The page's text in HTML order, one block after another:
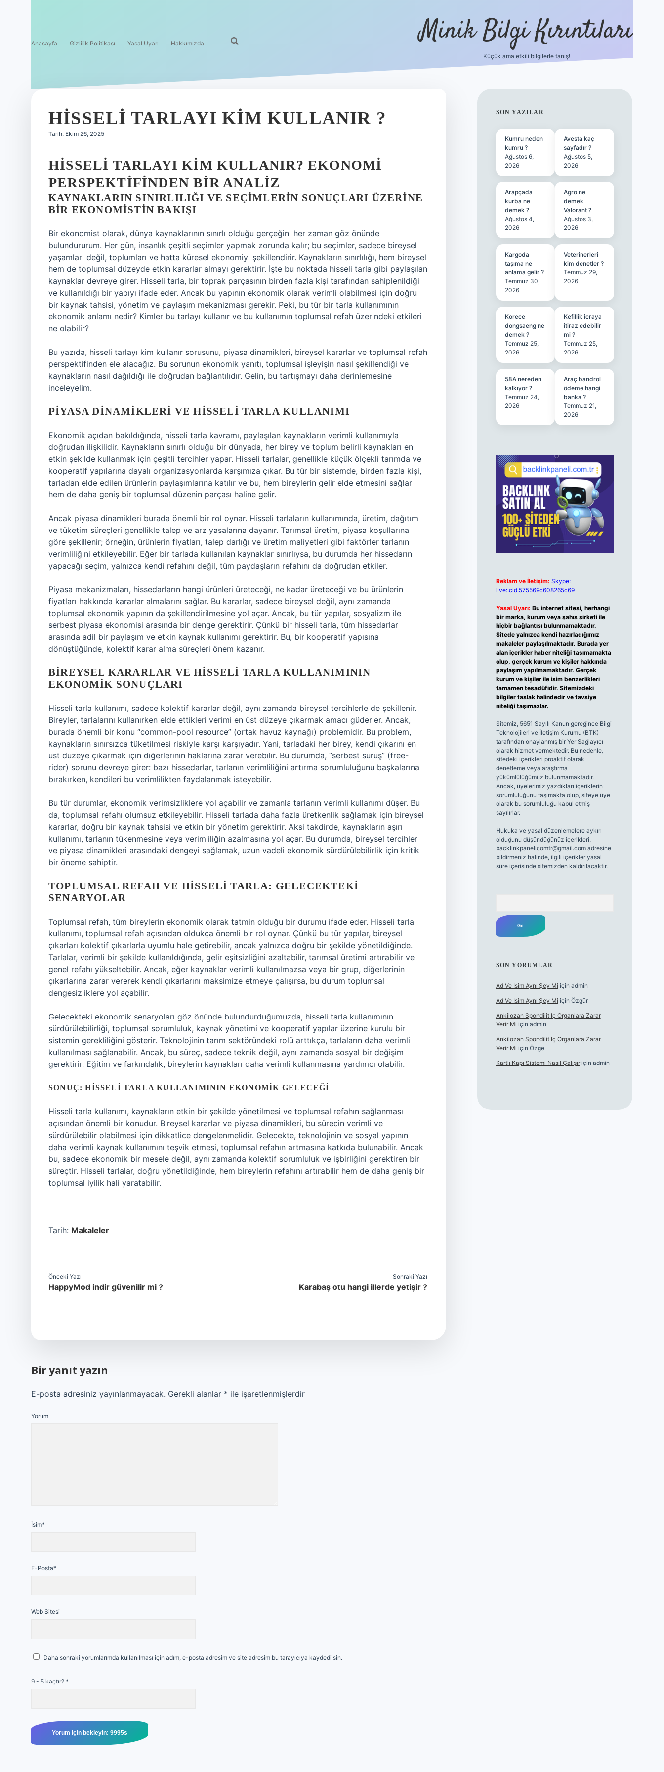
Anasayfa Gizlilik Politikası Yasal Uyarı Hakkımızda Minik Bilgi Kırıntıları
Küçük ama etkili bilgilerle tanış!
HISSELI TARLAYI KIM KULLANIR ?
Tarih: Ekim 26, 2025
HISSELI TARLAYI KIM KULLANIR? EKONOMI
PERSPEKTIFINDEN BIR ANALIZ
KAYNAKLARIN SINIRLILIĞI VE SEÇIMLERIN SONUÇLARI ÜZERINE
BIR EKONOMISTIN BAKIŞI
Bir ekonomist olarak, dünya kaynaklarının sınırlı olduğu gerçeğini her zaman göz önünde
bulundururum. Her gün, insanlık çeşitli seçimler yapmak zorunda kalır; bu seçimler, sadece bireysel
yaşamları değil, toplumları ve hatta küresel ekonomiyi şekillendirir. Kaynakların sınırlılığı, hem bireysel
hem de toplumsal düzeyde etkin kararlar almayı gerektirir. İşte bu noktada hisseli tarla gibi paylaşılan
kaynaklar devreye girer. Hisseli tarla, bir toprak parçasının birden fazla kişi tarafından sahiplenildiği
ve kullanıldığı bir yapıyı ifade eder. Ancak bu yapının ekonomik olarak verimli olabilmesi için doğru
bir kaynak tahsisi, yönetim ve paylaşım mekanizması gerekir. Peki, bu tür bir tarla kullanımının
ekonomik anlamı nedir? Kimler bu tarlayı kullanır ve bu kullanımın toplumsal refah üzerindeki etkileri
ne olabilir?
Bu yazıda, hisseli tarlayı kim kullanır sorusunu, piyasa dinamikleri, bireysel kararlar ve toplumsal refah
perspektifinden ele alacağız. Bu sorunun ekonomik yanıtı, toplumsal işleyişin nasıl şekillendiği ve
kaynakların nasıl dağıldığı ile doğrudan bağlantılıdır. Gelin, bu tartışmayı daha derinlemesine
inceleyelim.
PIYASA DINAMIKLERI VE HISSELI TARLA KULLANIMI
Ekonomik açıdan bakıldığında, hisseli tarla kavramı, paylaşılan kaynakların verimli kullanımıyla
doğrudan ilişkilidir. Kaynakların sınırlı olduğu bir dünyada, her birey ve toplum belirli kaynakları en
etkin şekilde kullanmak için çeşitli tercihler yapar. Hisseli tarlalar, genellikle küçük ölçekli tarımda ve
kooperatif yapılarına dayalı organizasyonlarda karşımıza çıkar. Bu tür bir sistemde, birden fazla kişi,
tarladan elde edilen ürünlerin paylaşımlarına katılır ve bu, hem bireylerin gelir elde etmesini sağlar
hem de daha geniş bir toplumsal düzenin parçası haline gelir.
Ancak piyasa dinamikleri burada önemli bir rol oynar. Hisseli tarlaların kullanımında, üretim, dağıtım
ve tüketim süreçleri genellikle talep ve arz yasalarına dayanır. Tarımsal üretim, piyasa koşullarına
göre şekillenir; örneğin, ürünlerin fiyatları, talep darlığı ve üretim maliyetleri gibi faktörler tarlanın
verimliliğini etkileyebilir. Eğer bir tarlada kullanılan kaynaklar sınırlıysa, bu durumda her hissedarın
yapacağı seçim, yalnızca kendi refahını değil, tüm paydaşların refahını da doğrudan etkiler.
Piyasa mekanizmaları, hissedarların hangi ürünleri üreteceği, ne kadar üreteceği ve bu ürünlerin
fiyatları hakkında kararlar almalarını sağlar. Bu kararlar, sadece bireysel değil, aynı zamanda
toplumsal ekonomik yapının da şekillendirilmesine yol açar. Ancak, bu tür yapılar, sosyalizm ile
serbest piyasa ekonomisi arasında bir denge gerektirir. Çünkü bir hisseli tarla, tüm hissedarlar
arasında adil bir paylaşım ve etkin kaynak kullanımı gerektirir. Bu, bir kooperatif yapısına
dönüştüğünde, kolektif karar alma süreçleri önem kazanır.
BIREYSEL KARARLAR VE HISSELI TARLA KULLANIMININ
EKONOMIK SONUÇLARI
Hisseli tarla kullanımı, sadece kolektif kararlar değil, aynı zamanda bireysel tercihlerle de şekillenir.
Bireyler, tarlalarını kullanırken elde ettikleri verimi en üst düzeye çıkarmak amacı güderler. Ancak,
burada önemli bir konu “common-pool resource” (ortak havuz kaynağı) problemidir. Bu problem,
kaynakların sınırsızca tüketilmesi riskiyle karşı karşıyadır. Yani, tarladaki her birey, kendi çıkarını en
üst düzeye çıkarmak için diğerlerinin haklarına zarar verebilir. Bu durumda, “serbest sürüş” (free-
rider) sorunu devreye girer: bazı hissedarlar, tarlanın verimliliğini artırma sorumluluğunu başkalarına
bırakırken, kendileri bu verimlilikten faydalanmak isteyebilir.
Bu tür durumlar, ekonomik verimsizliklere yol açabilir ve zamanla tarlanın verimli kullanımı düşer. Bu
da, toplumsal refahı olumsuz etkileyebilir. Hisseli tarlada daha fazla üretkenlik sağlamak için bireysel
kararlar, doğru bir kaynak tahsisi ve etkin bir yönetim gerektirir. Aksi takdirde, kaynakların aşırı
kullanımı, tarlanın tükenmesine veya verimliliğin azalmasına yol açar. Bu durumda, bireysel tercihler
ve piyasa dinamikleri arasındaki dengeyi sağlamak, uzun vadeli ekonomik sürdürülebilirlik için kritik
bir öneme sahiptir.
TOPLUMSAL REFAH VE HISSELI TARLA: GELECEKTEKI
SENARYOLAR
Toplumsal refah, tüm bireylerin ekonomik olarak tatmin olduğu bir durumu ifade eder. Hisseli tarla
kullanımı, toplumsal refah açısından oldukça önemli bir rol oynar. Çünkü bu tür yapılar, bireysel
çıkarları kolektif çıkarlarla uyumlu hale getirebilir, ancak yalnızca doğru bir şekilde yönetildiğinde.
Tarlalar, verimli bir şekilde kullanıldığında, gelir eşitsizliğini azaltabilir, tarımsal üretimi artırabilir ve
genel refahı yükseltebilir. Ancak, eğer kaynaklar verimli kullanılmazsa veya bir grup, diğerlerinin
çıkarlarına zarar vererek kendi çıkarlarını maksimize etmeye çalışırsa, bu durum toplumsal
dengesizliklere yol açabilir.
Gelecekteki ekonomik senaryoları göz önünde bulundurduğumuzda, hisseli tarla kullanımının
sürdürülebilirliği, toplumsal sorumluluk, kaynak yönetimi ve kooperatif yapılar üzerine kurulu bir
sistemin gerekliliğini gösterir. Teknolojinin tarım sektöründeki rolü arttıkça, tarlaların daha verimli
kullanılması sağlanabilir. Ancak, bu süreç, sadece teknik değil, aynı zamanda sosyal bir değişim
gerektirir. Eğitim ve farkındalık, bireylerin kaynakları daha verimli kullanmasına yardımcı olabilir.
SONUÇ: HISSELI TARLA KULLANIMININ EKONOMIK GELECEĞI
Hisseli tarla kullanımı, kaynakların etkin bir şekilde yönetilmesi ve toplumsal refahın sağlanması
açısından önemli bir konudur. Bireysel kararlar ve piyasa dinamikleri, bu sürecin verimli ve
sürdürülebilir olabilmesi için dikkatlice dengelenmelidir. Gelecekte, teknolojinin ve sosyal yapının
daha verimli kaynak kullanımını teşvik etmesi, toplumsal refahın artmasına katkıda bulunabilir. Ancak
bu, sadece ekonomik bir mesele değil, aynı zamanda kolektif sorumluluk ve işbirliğini gerektiren bir
süreçtir. Hisseli tarlalar, doğru yönetildiğinde, hem bireylerin refahını artırabilir hem de daha geniş bir
toplumsal iyilik hali yaratabilir.
Tarih: Makaleler
Önceki Yazı
HappyMod indir güvenilir mi ?
Sonraki Yazı
Karabaş otu hangi illerde yetişir ?
Bir yanıt yazın
E-posta adresiniz yayınlanmayacak. Gerekli alanlar * ile işaretlenmişlerdir
Yorum
İsim*
E-Posta*
Web Sitesi
Daha sonraki yorumlarımda kullanılması için adım, e-posta adresim ve site adresim bu tarayıcıya kaydedilsin.
9 - 5 kaçtır? *
SIDEBAR
SON YAZILAR
Kumru neden
kumru ?
Ağustos 6,
2026
Avesta kaç
sayfadır ?
Ağustos 5,
2026
Arapçada
kurba ne
demek ?
Ağustos 4,
2026
Agro ne
demek
Valorant ?
Ağustos 3,
2026
Kargoda
taşıma ne
anlama gelir ?
Temmuz 30,
2026
Veterinerleri
kim denetler ?
Temmuz 29,
2026
Korece
dongsaeng ne
demek ?
Temmuz 25,
2026
Kefillik icraya
itiraz edebilir
mi ?
Temmuz 25,
2026
58A nereden
kalkıyor ?
Temmuz 24,
2026
Araç bandrol
ödeme hangi
banka ?
Temmuz 21,
2026
Reklam ve İletişim: Skype:
live:.cid.575569c608265c69
Yasal Uyarı: Bu internet sitesi, herhangi
bir marka, kurum veya şahıs şirketi ile
hiçbir bağlantısı bulunmamaktadır.
Sitede yalnızca kendi hazırladığımız
makaleler paylaşılmaktadır. Burada yer
alan içerikler haber niteliği taşımamakta
olup, gerçek kurum ve kişiler hakkında
paylaşım yapılmamaktadır. Gerçek
kurum ve kişiler ile isim benzerlikleri
tamamen tesadüfidir. Sitemizdeki
bilgiler taslak halindedir ve tavsiye
niteliği taşımazlar.
Sitemiz, 5651 Sayılı Kanun gereğince Bilgi
Teknolojileri ve İletişim Kurumu (BTK)
tarafından onaylanmış bir Yer Sağlayıcı
olarak hizmet vermektedir. Bu nedenle,
sitedeki içerikleri proaktif olarak
denetleme veya araştırma
yükümlülüğümüz bulunmamaktadır.
Ancak, üyelerimiz yazdıkları içeriklerin
sorumluluğunu taşımakta olup, siteye üye
olarak bu sorumluluğu kabul etmiş
sayılırlar.
Hukuka ve yasal düzenlemelere aykırı
olduğunu düşündüğünüz içerikleri,
backlinkpanelicomtr@gmail.comadresine
bildirmeniz halinde, ilgili içerikler yasal
süre içerisinde sitemizden kaldırılacaktır.
SON YORUMLAR
Ad Ve Isim Aynı Şey Mi için admin
Ad Ve Isim Aynı Şey Mi için Özgür
Ankilozan Spondilit Iç Organlara Zarar
Verir Mi için admin
Ankilozan Spondilit Iç Organlara Zarar
Verir Mi için Özge
Kartlı Kapı Sistemi Nasıl Çalışıriçin admin
ilbet